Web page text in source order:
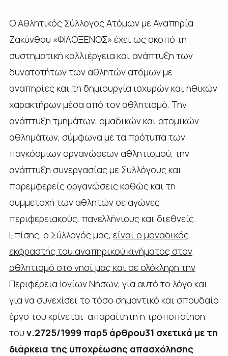
Ο Αθλητικός Σύλλογος Ατόμων με Αναπηρία
Ζακύνθου «ΦΙΛΟΞΕΝΟΣ» έχει ως σκοπό τη
συστηματική καλλιέργεια και ανάπτυξη των
δυνατοτήτων των αθλητών ατόμων με
αναπηρίες και τη δημιουργία ισχυρών και ηθικών
χαρακτήρων μέσα από τον αθλητισμό. Την
ανάπτυξη τμημάτων, ομαδικών και ατομικών
αθλημάτων, σύμφωνα με τα πρότυπα των
παγκόσμιων οργανώσεων αθλητισμού, την
ανάπτυξη συνεργασίας με Συλλόγους και
παρεμφερείς οργανώσεις καθώς και τη
συμμετοχή των αθλητών σε αγώνες
περιφερειακούς, πανελλήνιους και διεθνείς.
Επίσης, ο Σύλλογός μας, είναι ο μοναδικός
εκφραστής του αναπηρικού κινήματος στον
αθλητισμό στο νησί μας και σε ολόκληρη την
Περιφέρεια Ιονίων Νήσων, για αυτό το λόγο και
για να συνεχίσει το τόσο σημαντικό και σπουδαίο
έργο του κρίνεται απαραίτητη η τροποποίηση
του ν.2725/1999 παρ5 άρθρου31 σχετικά με τη
διάρκεια της υποχρέωσης απασχόλησης